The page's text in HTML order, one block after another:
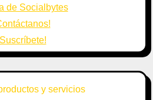
de Socialbytes
y servicios